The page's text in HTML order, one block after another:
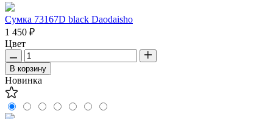
Сумка 73167D black Daodaisho
1 450 ₽
Цвет
В корзину
Новинка